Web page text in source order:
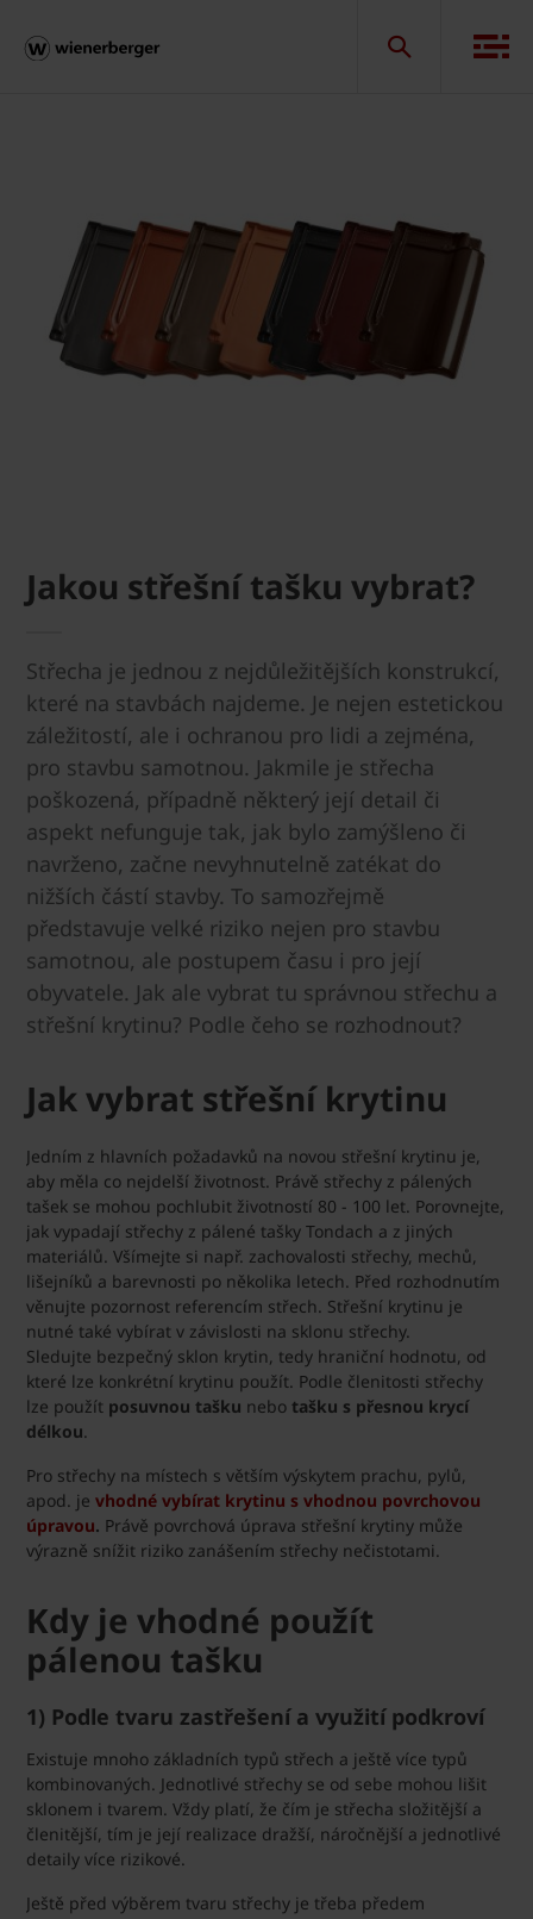
Jakou střešní tašku vybrat?
Střecha je jednou z nejdůležitějších konstrukcí,
které na stavbách najdeme. Je nejen estetickou
záležitostí, ale i ochranou pro lidi a zejména,
pro stavbu samotnou. Jakmile je střecha
poškozená, případně některý její detail či
aspekt nefunguje tak, jak bylo zamýšleno či
navrženo, začne nevyhnutelně zatékat do
nižších částí stavby. To samozřejmě
představuje velké riziko nejen pro stavbu
samotnou, ale postupem času i pro její
obyvatele. Jak ale vybrat tu správnou střechu a
střešní krytinu? Podle čeho se rozhodnout?
Jak vybrat střešní krytinu
Jedním z hlavních požadavků na novou střešní krytinu je,
aby měla co nejdelší životnost. Právě střechy z pálených
tašek se mohou pochlubit životností 80 - 100 let. Porovnejte,
jak vypadají střechy z pálené tašky Tondach a z jiných
materiálů. Všímejte si např. zachovalosti střechy, mechů,
lišejníků a barevnosti po několika letech. Před rozhodnutím
věnujte pozornost referencím střech. Střešní krytinu je
nutné také vybírat v závislosti na sklonu střechy.
Sledujte bezpečný sklon krytin, tedy hraniční hodnotu, od
které lze konkrétní krytinu použít. Podle členitosti střechy
lze použít posuvnou tašku nebo tašku s přesnou krycí
délkou.
Pro střechy na místech s větším výskytem prachu, pylů,
apod. je vhodné vybírat krytinu s vhodnou povrchovou
úpravou. Právě povrchová úprava střešní krytiny může
výrazně snížit riziko zanášením střechy nečistotami.
Kdy je vhodné použít
pálenou tašku
1) Podle tvaru zastřešení a využití podkroví
Existuje mnoho základních typů střech a ještě více typů
kombinovaných. Jednotlivé střechy se od sebe mohou lišit
sklonem i tvarem. Vždy platí, že čím je střecha složitější a
členitější, tím je její realizace dražší, náročnější a jednotlivé
detaily více rizikové.
Ještě před výběrem tvaru střechy je třeba předem